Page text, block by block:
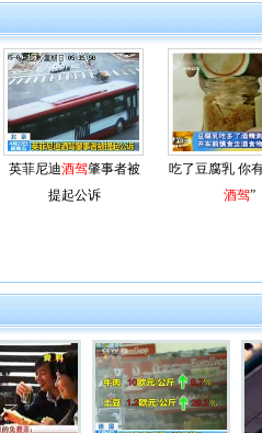
英菲尼迪酒驾肇事者被
提起公诉
吃了豆腐乳 你
酒驾”